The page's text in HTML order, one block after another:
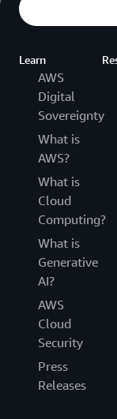
Learn
AWS
Digital
Sovereignty
What is
AWS?
What is
Cloud
Computing?
What is
Generative
AI?
AWS
Cloud
Security
Press
Releases